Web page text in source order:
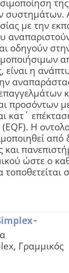
συστημάτων.
με την
οδηγούν
η
προσόντων
κατ΄
Η
από
και
ώστε ο
Γραμμικός